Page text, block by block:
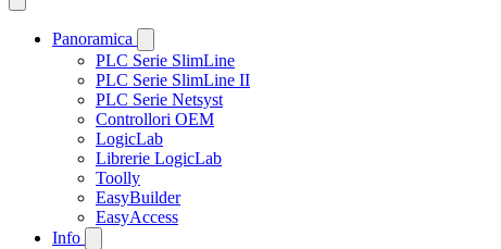
Panoramica
PLC Serie SlimLine
PLC Serie SlimLine II
PLC Serie Netsyst
Controllori OEM
LogicLab
Librerie LogicLab
Toolly
EasyBuilder
EasyAccess
Info